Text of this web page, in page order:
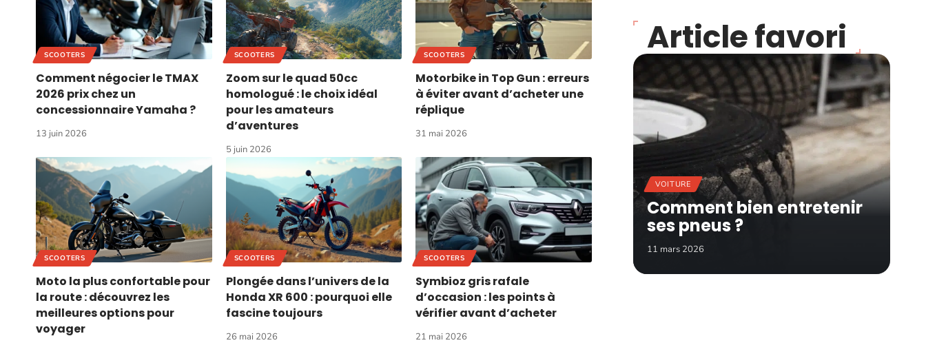
SCOOTERS
Comment négocier le TMAX
2026 prix chez un
concessionnaire Yamaha ?
13 juin 2026
SCOOTERS
Zoom sur le quad 50cc
homologué : le choix idéal
pour les amateurs
d’aventures
5 juin 2026
SCOOTERS
Motorbike in Top Gun : erreurs
à éviter avant d’acheter une
réplique
31 mai 2026
SCOOTERS
Moto la plus confortable pour
la route : découvrez les
meilleures options pour
voyager
SCOOTERS
Plongée dans l’univers de la
Honda XR 600 : pourquoi elle
fascine toujours
26 mai 2026
SCOOTERS
Symbioz gris rafale
d’occasion : les points à
vérifier avant d’acheter
21 mai 2026
Article favori
VOITURE
Comment bien entretenir
ses pneus ?
11 mars 2026